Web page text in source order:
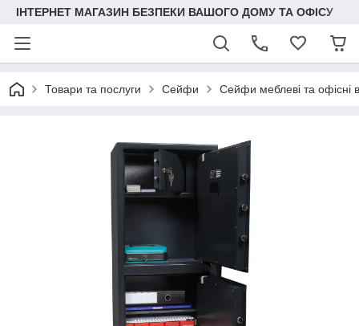
ІНТЕРНЕТ МАГАЗИН БЕЗПЕКИ ВАШОГО ДОМУ ТА ОФІСУ
Товари та послуги Сейфи Сейфи меблеві та офісні